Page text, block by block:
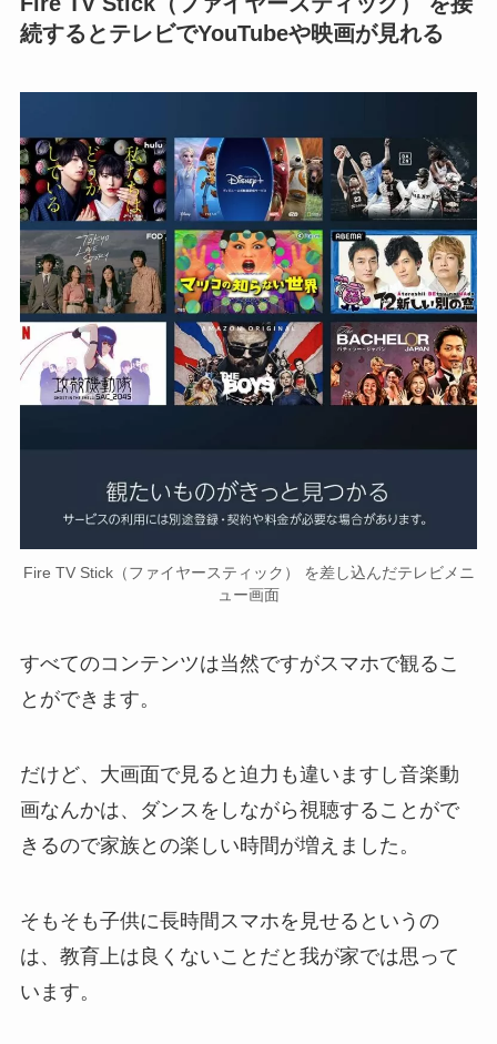
続するとテレビでYouTubeや映画が見れる
Fire TV Stick（ファイヤースティック） を差し込んだテレビメニ
ュー画面
すべてのコンテンツは当然ですがスマホで観るこ
とができます。
だけど、大画面で見ると迫力も違いますし音楽動
画なんかは、ダンスをしながら視聴することがで
きるので家族との楽しい時間が増えました。
そもそも子供に長時間スマホを見せるというの
は、教育上は良くないことだと我が家では思って
います。